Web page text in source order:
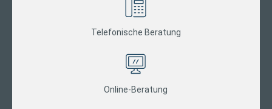
Telefonische Beratung
Online-Beratung